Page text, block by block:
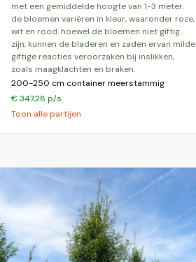
met een gemiddelde hoogte van 1-3 meter.
de bloemen variëren in kleur, waaronder roze,
wit en rood. hoewel de bloemen niet giftig
zijn, kunnen de bladeren en zaden ervan milde
giftige reacties veroorzaken bij inslikken,
zoals maagklachten en braken.
200-250 cm container meerstammig
€ 347,28 p/s
Toon alle partijen